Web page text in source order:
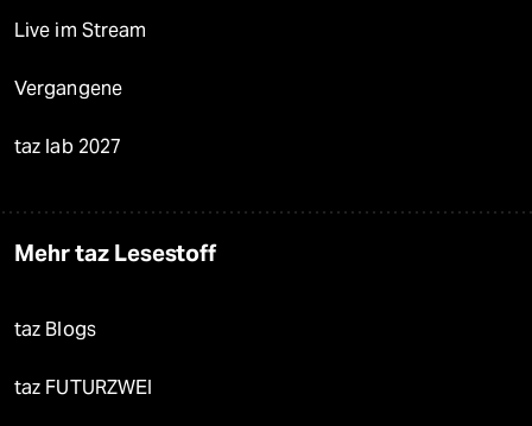
Live im Stream
Vergangene
taz lab 2027
Mehr taz Lesestoff
taz Blogs
taz FUTURZWEI